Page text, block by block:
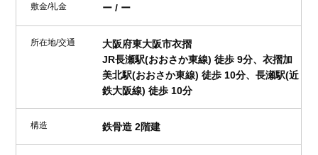
敷金/礼金 ー / ー
所在地/交通
大阪府東大阪市衣摺
JR長瀬駅(おおさか東線) 徒歩 9分、衣摺加
美北駅(おおさか東線) 徒歩 10分、長瀬駅(近
鉄大阪線) 徒歩 10分
構造 鉄骨造 2階建